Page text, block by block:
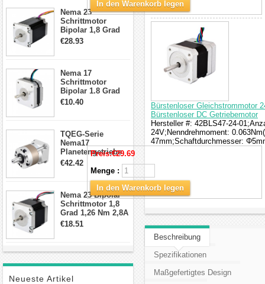
Schrittmotor
Nema 23
Schrittmotor
Bipolar 1,8 Grad
2,83Nm 4 A 2,26V
€28.93
Nema 17
Schrittmotor
Bipolar 1.8 Grad
8.7Ncm 1A 3.5V 4
€10.40
TQEG-Serie
Nema17
Planetengetriebe
10:1 Spiel 15Arc-
min für Nema 17
Getriebe
Schrittmotor
€42.42
Nema 23 Bipolar
Schrittmotor 1,8
Grad 1,26 Nm 2,8A
2,5V 4 Drähte
€18.51
Neueste Artikel
In den Warenkorb legen
Bürstenloser Gleichstrommotor
Bürstenloser DC Getriebemotor
Hersteller #: 42BLS47-24-
24V;Nenndrehmoment:
47mm;Schaftdurchmesser:
Preis:€29.69
Menge :
In den Warenkorb legen
Beschreibung
Spezifikationen
Maßgefertigtes Design